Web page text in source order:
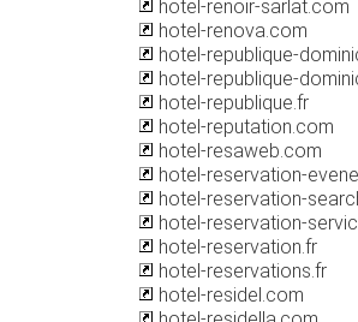
hotel-renoir-sarlat.com
hotel-renova.com
hotel-republique-
hotel-republique-
hotel-republique.fr
hotel-reputation.com
hotel-resaweb.com
hotel-reservation-
hotel-reservation-
hotel-reservation-
hotel-reservation.fr
hotel-reservations.fr
hotel-residel.com